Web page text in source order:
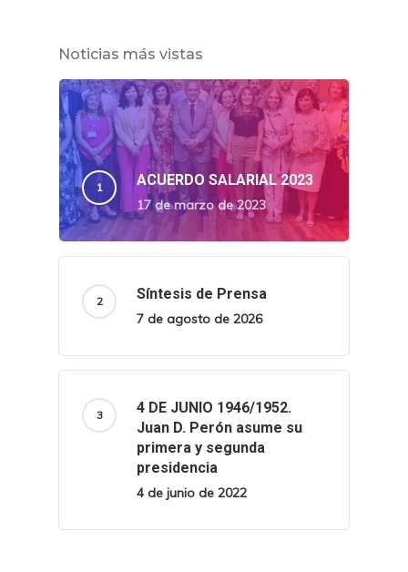
Noticias más vistas
ACUERDO SALARIAL 2023
17 de marzo de 2023
Síntesis de Prensa
7 de agosto de 2026
4 DE JUNIO 1946/1952.
Juan D. Perón asume su
primera y segunda
presidencia
4 de junio de 2022